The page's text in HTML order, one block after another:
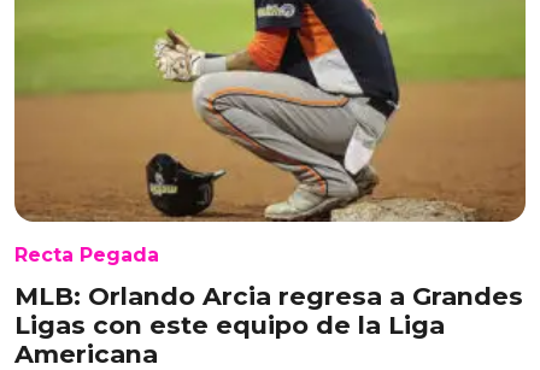
Recta Pegada
MLB: Orlando Arcia regresa a Grandes
Ligas con este equipo de la Liga
Americana